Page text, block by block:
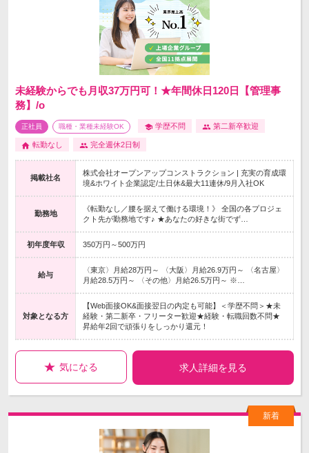
未経験からでも月収37万円可！★年間休日120日【管理事
務】/o
正社員 職種・業種未経験OK 学歴不問 第二新卒歓迎
転勤なし 完全週休2日制
掲載社名
株式会社オープンアップコンストラクション | 充実の育成環
境&ホワイト企業認定/土日休&最大11連休/9月入社OK
勤務地
《転勤なし／腰を据えて働ける環境！》 全国の各プロジェ
クト先が勤務地です♪ ★あなたの好きな街でず…
初年度年収 350万円～500万円
給与
〈東京〉月給28万円～ 〈大阪〉月給26.9万円～ 〈名古屋〉
月給28.5万円～ 〈その他〉月給26.5万円～ ※…
対象となる方
【Web面接OK&面接翌日の内定も可能】＜学歴不問＞★未
経験・第二新卒・フリーター歓迎★経験・転職回数不問★
昇給年2回で頑張りをしっかり還元！
気になる 求人詳細を見る